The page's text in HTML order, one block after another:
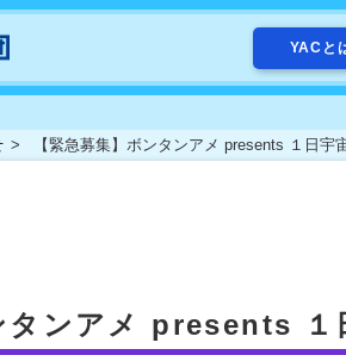
YACと
【緊急募集】ボンタンアメ presents １日宇
タンアメ presents １